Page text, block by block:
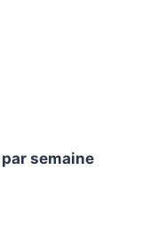
par semaine